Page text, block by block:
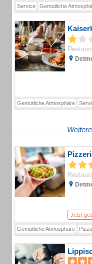
Service Gemütliche
Gemütliche Atmosphäre
Jetzt
Gemütliche Atmosphäre Pizza